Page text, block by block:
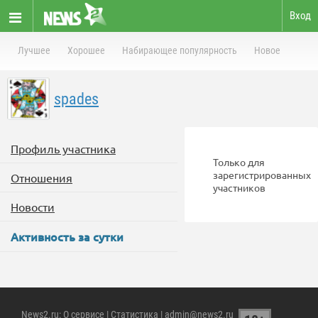
Вход
Лучшее Хорошее Набирающее популярность Новое
spades
Профиль участника
Отношения
Новости
Активность за сутки
Только для
зарегистрированных
участников
News2.ru: О сервисе | Статистика | admin@news2.ru